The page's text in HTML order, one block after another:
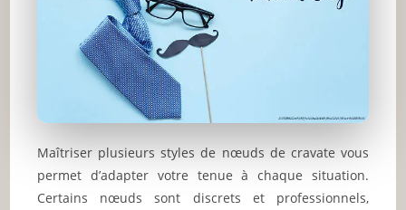
Maîtriser plusieurs styles de nœuds de cravate vous
permet d’adapter votre tenue à chaque situation.
Certains nœuds sont discrets et professionnels,